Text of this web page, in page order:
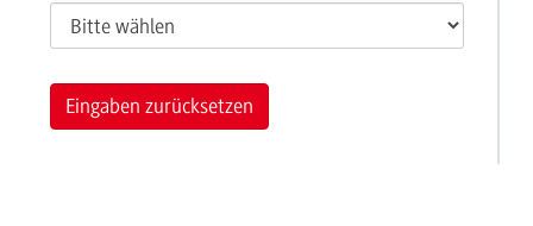
Eingaben zurücksetzen